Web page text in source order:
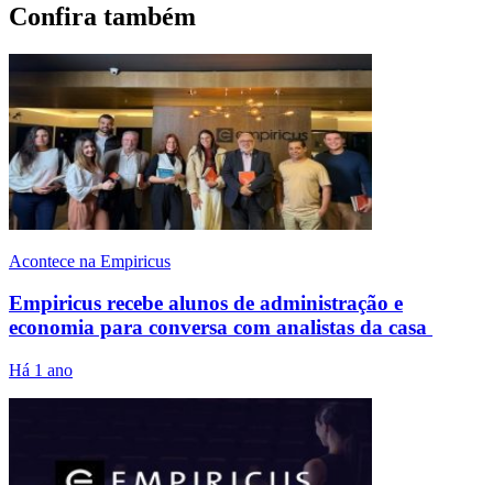
Confira também
Acontece na Empiricus
Empiricus recebe alunos de administração e
economia para conversa com analistas da casa
Há 1 ano